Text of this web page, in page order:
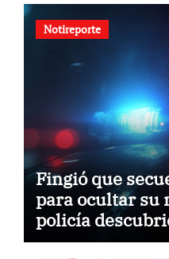
Notireporte
Fingió que
para ocultar su
policía